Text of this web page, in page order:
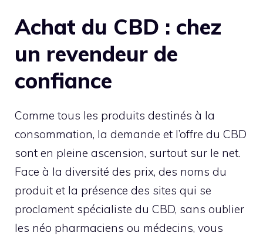
Achat du CBD : chez
un revendeur de
confiance
Comme tous les produits destinés à la
consommation, la demande et l’offre du CBD
sont en pleine ascension, surtout sur le net.
Face à la diversité des prix, des noms du
produit et la présence des sites qui se
proclament spécialiste du CBD, sans oublier
les néo pharmaciens ou médecins, vous